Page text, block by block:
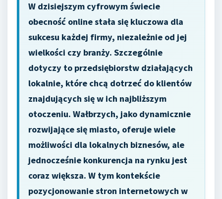
W dzisiejszym cyfrowym świecie
obecność online stała się kluczowa dla
sukcesu każdej firmy, niezależnie od jej
wielkości czy branży. Szczególnie
dotyczy to przedsiębiorstw działających
lokalnie, które chcą dotrzeć do klientów
znajdujących się w ich najbliższym
otoczeniu. Wałbrzych, jako dynamicznie
rozwijające się miasto, oferuje wiele
możliwości dla lokalnych biznesów, ale
jednocześnie konkurencja na rynku jest
coraz większa. W tym kontekście
pozycjonowanie stron internetowych w